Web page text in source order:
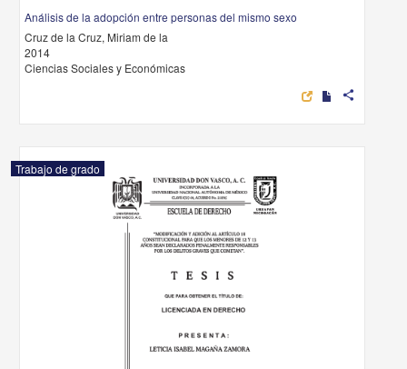
Análisis de la adopción entre personas del mismo sexo
Cruz de la Cruz, Miriam de la
2014
Ciencias Sociales y Económicas
share
Trabajo de grado